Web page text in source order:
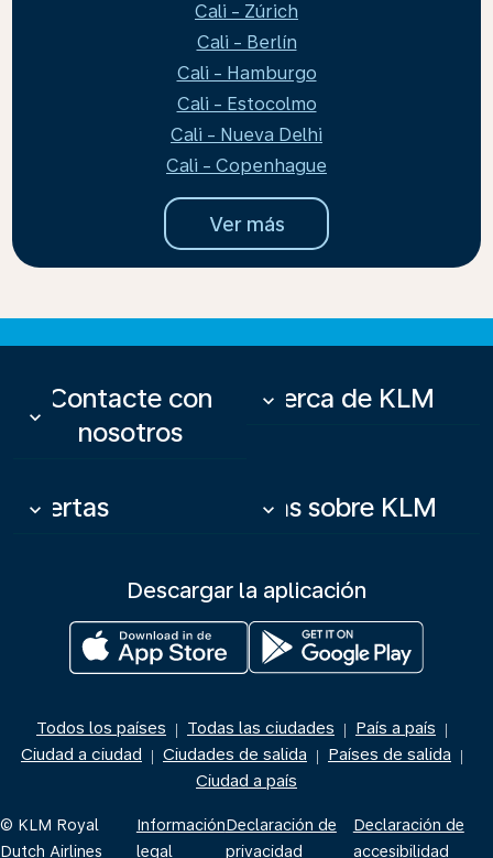
Cali - Zúrich
Cali - Berlín
Cali - Hamburgo
Cali - Estocolmo
Cali - Nueva Delhi
Cali - Copenhague
Ver más
Contacte con
nosotros
keyboard_arrow_down
Acerca de KLM
keyboard_arrow_down
Ofertas
keyboard_arrow_down Más sobre KLM
keyboard_arrow_down
Descargar la aplicación
Todos los países | Todas las ciudades | País a país |
Ciudad a ciudad | Ciudades de salida | Países de salida |
Ciudad a país
© KLM Royal
Dutch Airlines
Información
legal
Declaración de
privacidad
Declaración de
accesibilidad